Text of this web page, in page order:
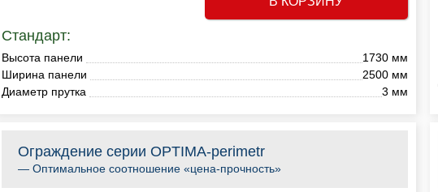
Стандарт:
Высота панели
1730 мм
Ширина панели
2500 мм
Диаметр прутка
3 мм
Ограждение серии OPTIMA-perimetr
— Оптимальное соотношение «цена-прочность»